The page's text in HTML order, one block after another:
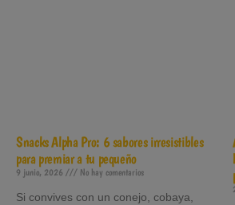
Snacks Alpha Pro: 6 sabores irresistibles
para premiar a tu pequeño
9 junio, 2026 No hay comentarios
Si convives con un conejo, cobaya,